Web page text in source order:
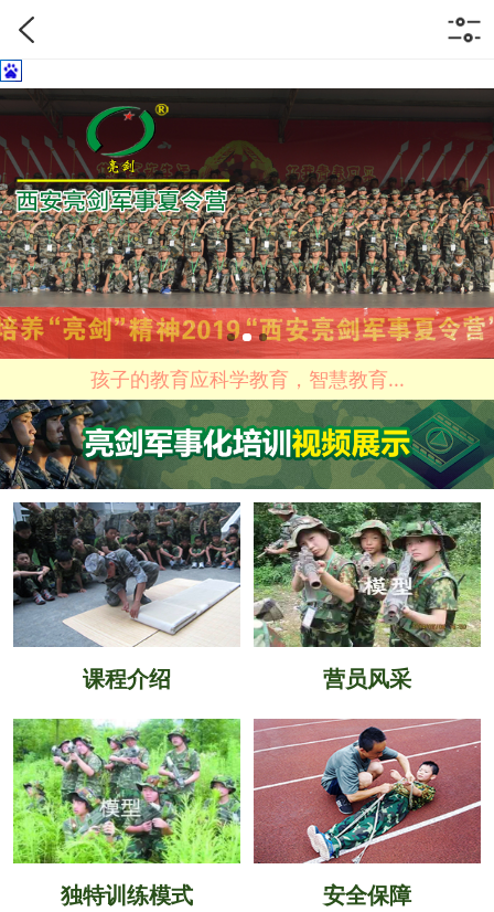
孩子的教育应科学教育，智慧教育...
课程介绍 营员风采
独特训练模式 安全保障